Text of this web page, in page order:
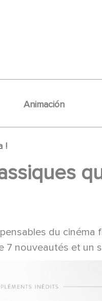
Animación
!
du
nouveautés et un